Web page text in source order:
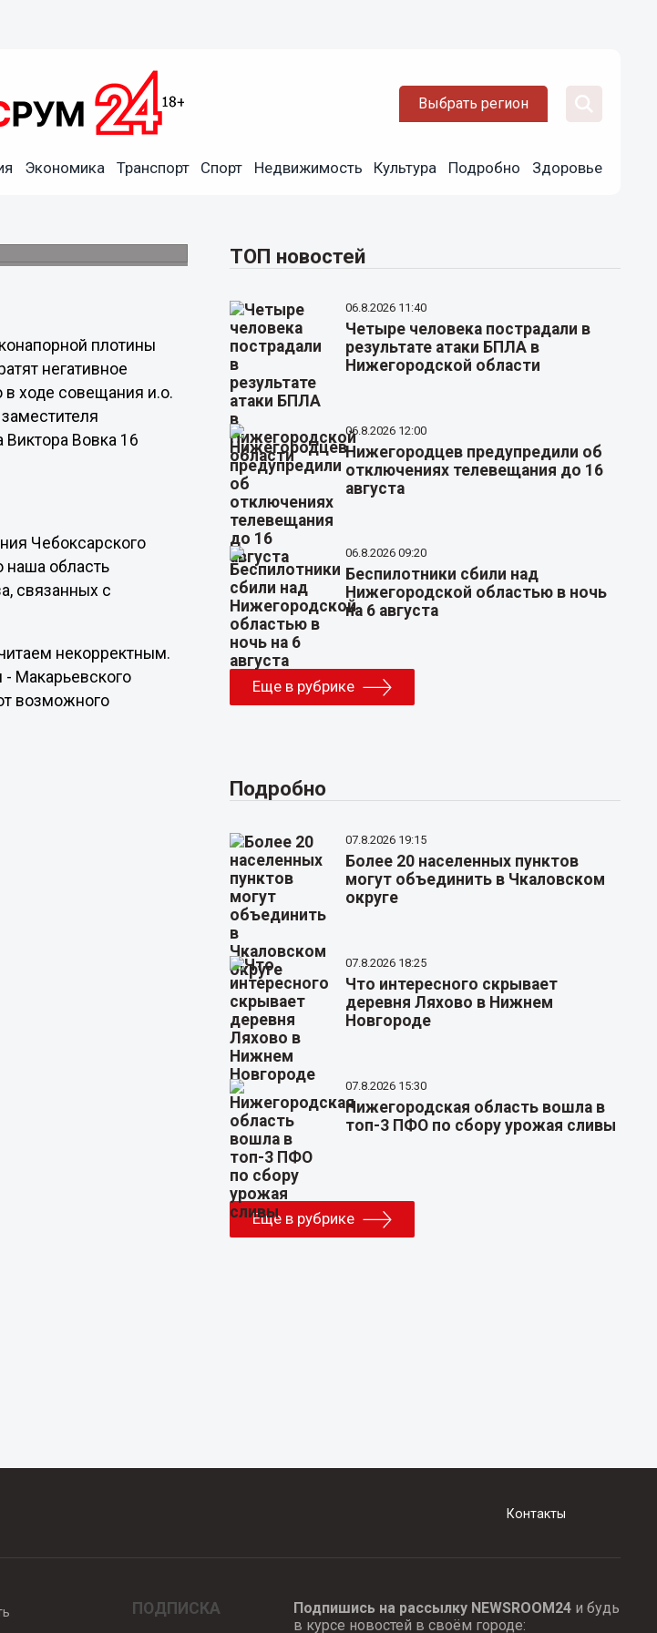
Выбрать регион
Экономика Транспорт Спорт Недвижимость Культура Подробно Здоровье
плотины
негативное
в ходе совещания и.о.
Виктора Вовка 16
Чебоксарского
наша область
связанных с
некорректным.
- Макарьевского
возможного
ТОП новостей
06.8.2026 11:40
Четыре человека пострадали в
результате атаки БПЛА в
Нижегородской области
06.8.2026 12:00
Нижегородцев предупредили об
отключениях телевещания до 16
августа
06.8.2026 09:20
Беспилотники сбили над
Нижегородской областью в ночь
на 6 августа
Еще в рубрике
Подробно
07.8.2026 19:15
Более 20 населенных пунктов
могут объединить в Чкаловском
округе
07.8.2026 18:25
Что интересного скрывает
деревня Ляхово в Нижнем
Новгороде
07.8.2026 15:30
Нижегородская область вошла в
топ-3 ПФО по сбору урожая сливы
Еще в рубрике
Контакты
ПОДПИСКА Подпишись на рассылку NEWSROOM24и будь
в курсе новостей в своём городе: